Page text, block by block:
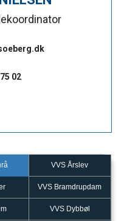
02
VVS Årslev
VVS Bramdrupdam
VVS Dybbøl